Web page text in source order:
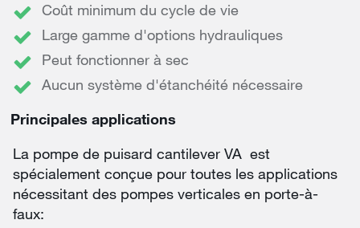
Coût minimum du cycle de vie
Large gamme d'options hydrauliques
Peut fonctionner à sec
Aucun système d'étanchéité nécessaire
Principales applications
La pompe de puisard cantilever VA est
spécialement conçue pour toutes les applications
nécessitant des pompes verticales en porte-à-
faux: